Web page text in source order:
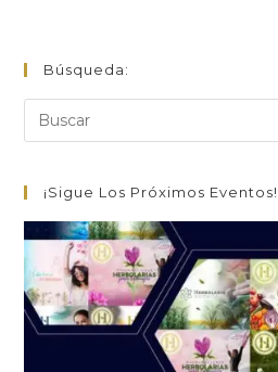
Búsqueda:
¡Sigue Los Próximos Eventos!